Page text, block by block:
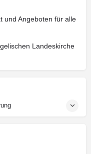
und Angeboten für alle
Landeskirche